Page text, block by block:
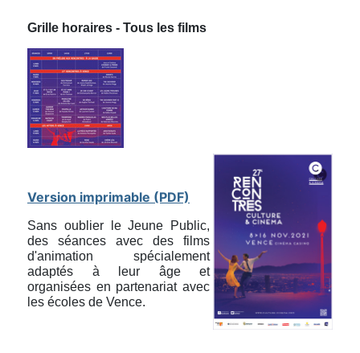
Grille horaires - Tous les films
Version imprimable (PDF)
Sans oublier le Jeune Public,
des séances avec des films
d'animation spécialement
adaptés à leur âge et
organisées en partenariat avec
les écoles de Vence.